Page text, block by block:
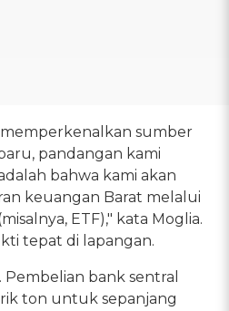
sumber
pandangan kami
bahwa kami akan
keuangan Barat melalui
ETF)," kata Moglia.
tepat di lapangan.
bank sentral
ton untuk sepanjang